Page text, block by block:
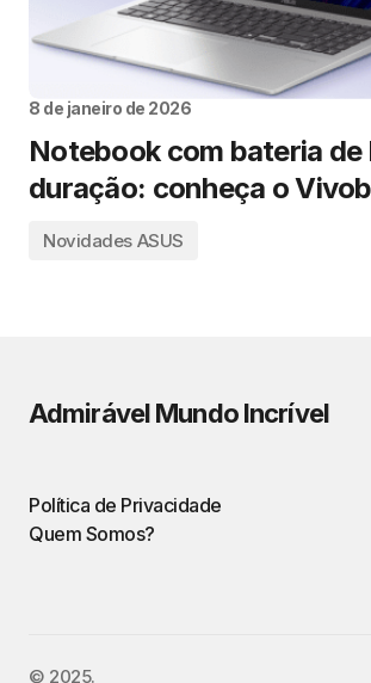
8 de janeiro de 2026
Notebook com bateria de
duração: conheça o
Novidades ASUS
Admirável Mundo Incrível
Política de Privacidade
Quem Somos?
©️ 2025.